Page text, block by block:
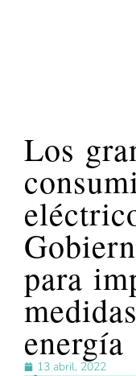
Los
para
energía
13 abril, 2022